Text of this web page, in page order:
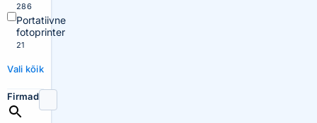
286
Portatiivne
fotoprinter
21
Vali kõik
Firmad